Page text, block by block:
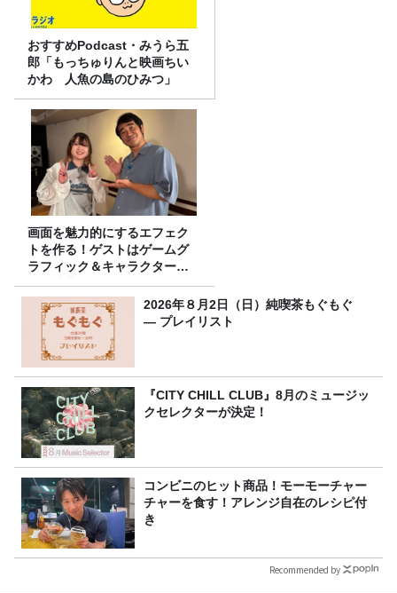
おすすめPodcast・みうら五
郎「もっちゅりんと映画ちい
かわ 人魚の島のひみつ」
画面を魅力的にするエフェク
トを作る！ゲストはゲームグ
ラフィック＆キャラクター専
攻の遠藤里桜さん！
2026年８月2日（日）純喫茶もぐもぐ
― プレイリスト
『CITY CHILL CLUB』8月のミュージッ
クセレクターが決定！
コンビニのヒット商品！モーモーチャー
チャーを食す！アレンジ自在のレシピ付
き
Recommended by